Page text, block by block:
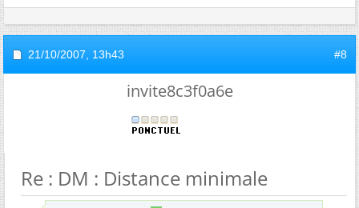
21/10/2007, 13h43 #8
invite8c3f0a6e
Re : DM : Distance minimale